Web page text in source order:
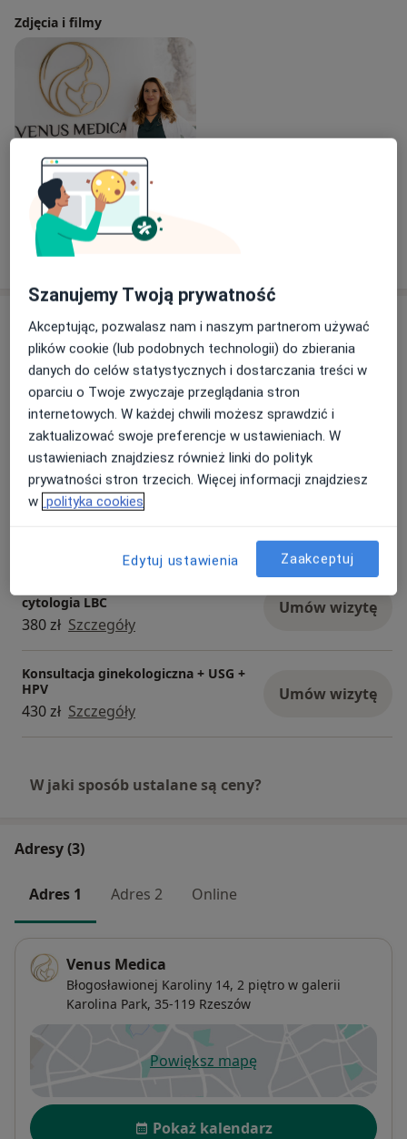
Zdjęcia i filmy
Zobacz galerię (1)
Usługi i ceny
Konsultacja ginekologiczna
220 zł - 270 zł Szczegóły Umów wizytę
Cytologia
80 zł Szczegóły Umów wizytę
Konsultacja ginekologiczna + USG
cytologia LBC
380 zł Szczegóły
Umów wizytę
Konsultacja ginekologiczna + USG +
HPV
430 zł Szczegóły
Umów wizytę
W jaki sposób ustalane są ceny?
Adresy (3)
Adres 1 Adres 2 Online
Venus Medica
Błogosławionej Karoliny 14, 2 piętro w galerii
Karolina Park, 35-119 Rzeszów
Powiększ mapęotwiera się w nowej karcie
Dostępność
Pokaż kalendarz
Szanujemy Twoją prywatność
Akceptując, pozwalasz nam i naszym partnerom używać
plików cookie (lub podobnych technologii) do zbierania
danych do celów statystycznych i dostarczania treści w
oparciu o Twoje zwyczaje przeglądania stron
internetowych. W każdej chwili możesz sprawdzić i
zaktualizować swoje preferencje w ustawieniach. W
ustawieniach znajdziesz również linki do polityk
prywatności stron trzecich. Więcej informacji znajdziesz
w polityka cookies
Edytuj ustawienia Zaakceptuj